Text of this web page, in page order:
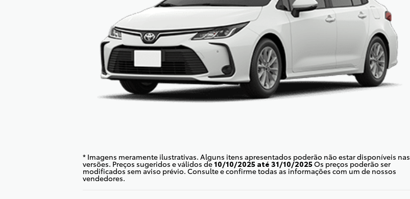
* Imagens meramente ilustrativas. Alguns itens apresentados poderão não estar disponíveis nas
versões. Preços sugeridos e válidos de 10/10/2025 até 31/10/2025Os preços poderão ser
modificados sem aviso prévio. Consulte e confirme todas as informações com um de nossos
vendedores.